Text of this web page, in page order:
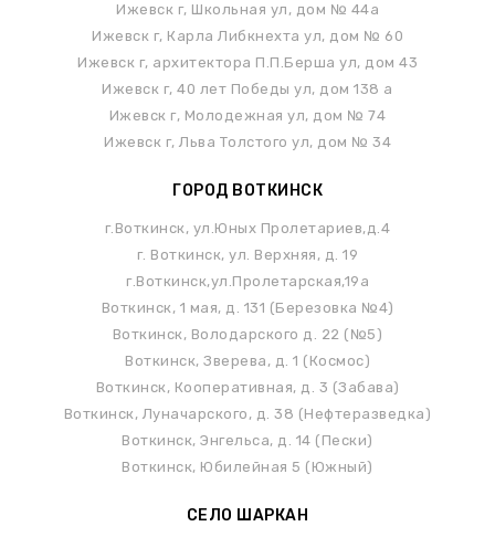
Ижевск г, Школьная ул, дом № 44а
Ижевск г, Карла Либкнехта ул, дом № 60
Ижевск г, архитектора П.П.Берша ул, дом 43
Ижевск г, 40 лет Победы ул, дом 138 а
Ижевск г, Молодежная ул, дом № 74
Ижевск г, Льва Толстого ул, дом № 34
ГОРОД ВОТКИНСК
г.Воткинск, ул.Юных Пролетариев,д.4
г. Воткинск, ул. Верхняя, д. 19
г.Воткинск,ул.Пролетарская,19а
Воткинск, 1 мая, д. 131 (Березовка №4)
Воткинск, Володарского д. 22 (№5)
Воткинск, Зверева, д. 1 (Космос)
Воткинск, Кооперативная, д. 3 (Забава)
Воткинск, Луначарского, д. 38 (Нефтеразведка)
Воткинск, Энгельса, д. 14 (Пески)
Воткинск, Юбилейная 5 (Южный)
СЕЛО ШАРКАН